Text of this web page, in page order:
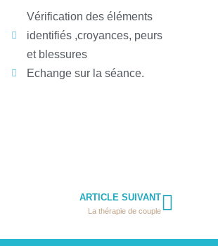
Vérification des éléments
identifiés ,croyances, peurs
et blessures
Echange sur la séance.
ARTICLE SUIVANT
La thérapie de couple